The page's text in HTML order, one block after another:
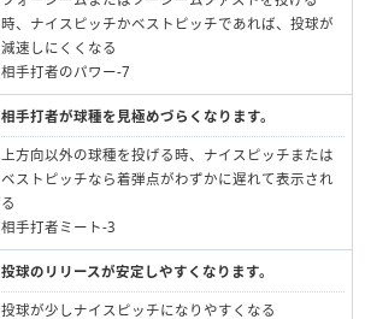
時、ナイスピッチかベストピッチであれば、投球が
減速しにくくなる
相手打者のパワー-7
相手打者が球種を見極めづらくなります。
上方向以外の球種を投げる時、ナイスピッチまたは
ベストピッチなら着弾点がわずかに遅れて表示され
る
相手打者ミート-3
投球のリリースが安定しやすくなります。
投球が少しナイスピッチになりやすくなる